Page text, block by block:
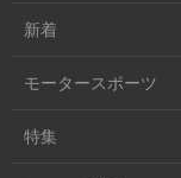
新着
モータースポーツ
特集